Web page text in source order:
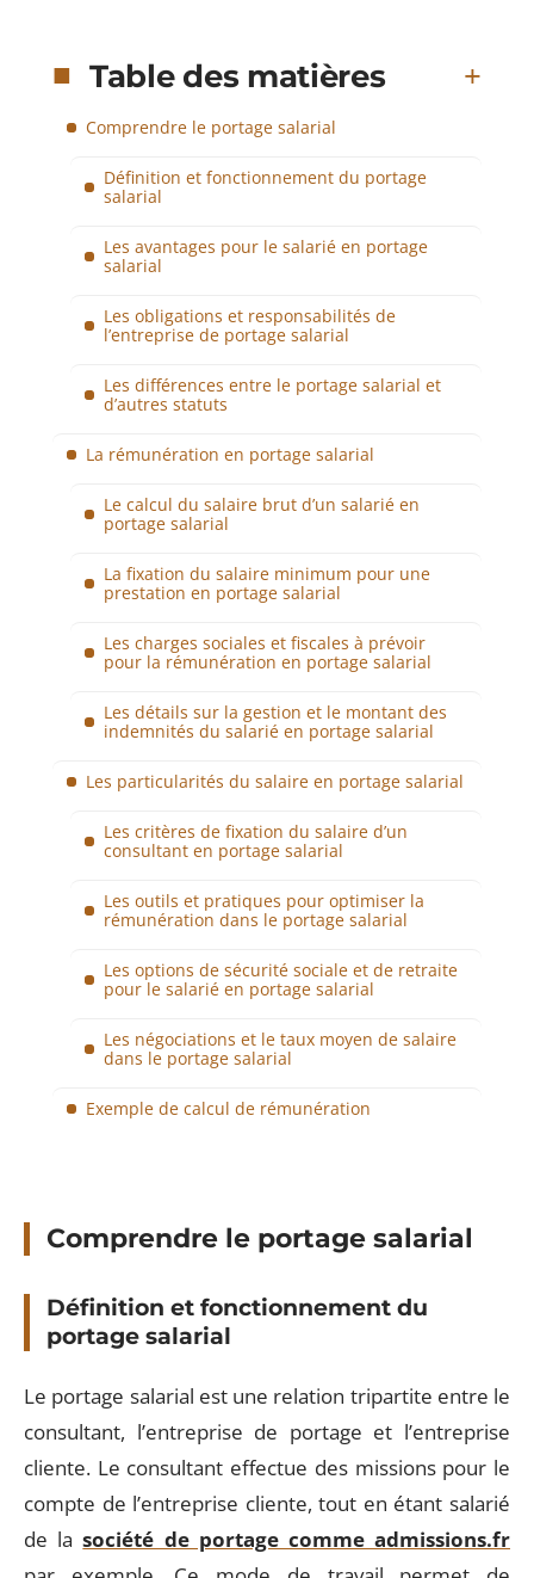
Table des matières
Comprendre le portage salarial
Définition et fonctionnement du portage
salarial
Les avantages pour le salarié en portage
salarial
Les obligations et responsabilités de
l’entreprise de portage salarial
Les différences entre le portage salarial et
d’autres statuts
La rémunération en portage salarial
Le calcul du salaire brut d’un salarié en
portage salarial
La fixation du salaire minimum pour une
prestation en portage salarial
Les charges sociales et fiscales à prévoir
pour la rémunération en portage salarial
Les détails sur la gestion et le montant des
indemnités du salarié en portage salarial
Les particularités du salaire en portage salarial
Les critères de fixation du salaire d’un
consultant en portage salarial
Les outils et pratiques pour optimiser la
rémunération dans le portage salarial
Les options de sécurité sociale et de retraite
pour le salarié en portage salarial
Les négociations et le taux moyen de salaire
dans le portage salarial
Exemple de calcul de rémunération
Comprendre le portage salarial
Définition et fonctionnement du
portage salarial
Le portage salarial est une relation tripartite entre le
consultant, l’entreprise de portage et l’entreprise
cliente. Le consultant effectue des missions pour le
compte de l’entreprise cliente, tout en étant salarié
de lasociété de portage comme admissions.fr